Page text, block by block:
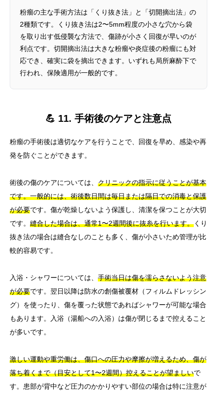
粉瘤の主な手術方法は「くり抜き法」と「切開摘出法」の
2種類です。くり抜き法は2〜5mm程度の小さな穴から袋
を取り出す低侵襲な方法で、傷跡が小さく回復が早いのが
利点です。切開摘出法は大きな粉瘤や炎症後の粉瘤にも対
応でき、確実に袋を摘出できます。いずれも局所麻酔下で
行われ、保険適用が一般的です。
💪 11. 手術後のケアと注意点
粉瘤の手術後は適切なケアを行うことで、回復を早め、感染や再
発を防ぐことができます。
術後の傷のケアについては、 クリニックの指示に従うことが基本
です。一般的には、術後数日間は毎日または隔日での消毒と保護
が必要です。傷が乾燥しないよう保護し、清潔を保つことが大切
です。 縫合した場合は、通常1〜2週間後に抜糸を行います。くり
抜き法の場合は縫合なしのことも多く、傷が小さいため管理が比
較的容易です。
入浴・シャワーについては、 手術当日は傷を濡らさないよう注意
が必要です。翌日以降は防水の創傷被覆材（フィルムドレッシン
グ）を使ったり、傷を覆った状態であればシャワーが可能な場合
もあります。入浴（湯船への入浴）は傷が閉じるまで控えること
が多いです。
激しい運動や重労働は、傷口への圧力や摩擦が増えるため、傷が
落ち着くまで（目安として1〜2週間）控えることが望ましいで
す。患部が背中など圧力のかかりやすい部位の場合は特に注意が